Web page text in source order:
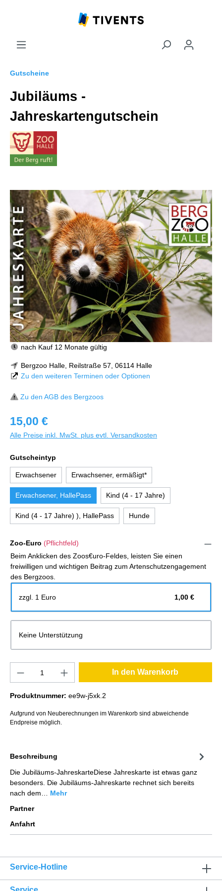
Gutscheine
Jubiläums -
Jahreskartengutschein
nach Kauf 12 Monate gültig
Bergzoo Halle, Reilstraße 57, 06114 Halle
Zu den weiteren Terminen oder Optionen
Zu den AGB des Bergzoos
15,00 €
Alle Preise inkl. MwSt. plus evtl. Versandkosten
Gutscheintyp
Erwachsener Erwachsener, ermäßigt*
Erwachsener, HallePass Kind (4 - 17 Jahre)
Kind (4 - 17 Jahre) ), HallePass Hunde
Zoo-Euro (Pflichtfeld)
Beim Anklicken des Zoos€uro-Feldes, leisten Sie einen
freiwilligen und wichtigen Beitrag zum Artenschutzengagement
des Bergzoos.
zzgl. 1 Euro 1,00 €
Keine Unterstützung
In den Warenkorb
Produktnummer: ee9w-j5xk.2
Aufgrund von Neuberechnungen im Warenkorb sind abweichende
Endpreise möglich.
Beschreibung
Die Jubiläums-JahreskarteDiese Jahreskarte ist etwas ganz
besonders. Die Jubiläums-Jahreskarte rechnet sich bereits
nach dem… Mehr
Partner
Anfahrt
Service-Hotline